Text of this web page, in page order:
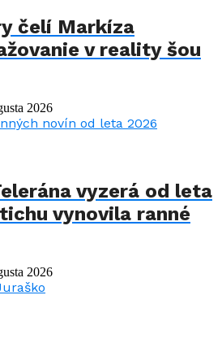
čelí Markíza
v reality šou
2026
vyzerá od leta
vynovila ranné
2026